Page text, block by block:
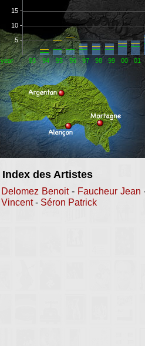
15 -
10 -
5 -
year 93 94 95 96 97 98 99 00 01
Index des Artistes
Delomez Benoit- Faucheur Jean
Vincent- Séron Patrick